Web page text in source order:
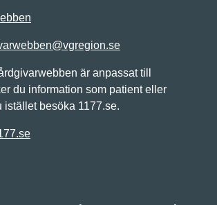
är anpassat till
du information som patient eller
istället besöka 1177.se.